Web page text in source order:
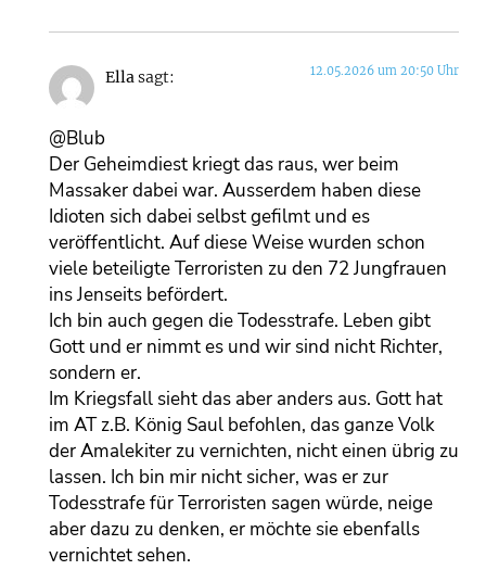
Ellasagt: 12.05.2026 um 20:50 Uhr
@Blub
Der Geheimdiest kriegt das raus, wer beim
Massaker dabei war. Ausserdem haben diese
Idioten sich dabei selbst gefilmt und es
veröffentlicht. Auf diese Weise wurden schon
viele beteiligte Terroristen zu den 72 Jungfrauen
ins Jenseits befördert.
Ich bin auch gegen die Todesstrafe. Leben gibt
Gott und er nimmt es und wir sind nicht Richter,
sondern er.
Im Kriegsfall sieht das aber anders aus. Gott hat
im AT z.B. König Saul befohlen, das ganze Volk
der Amalekiter zu vernichten, nicht einen übrig zu
lassen. Ich bin mir nicht sicher, was er zur
Todesstrafe für Terroristen sagen würde, neige
aber dazu zu denken, er möchte sie ebenfalls
vernichtet sehen.